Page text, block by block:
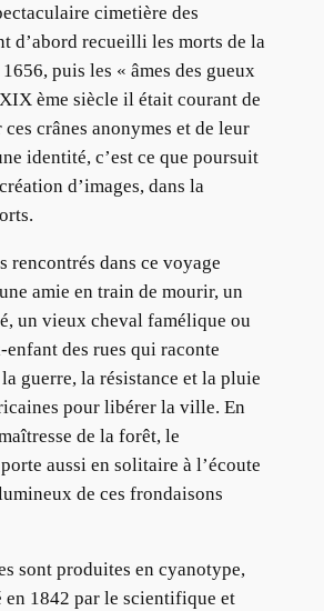
cimetière des
d’abord recueilli les morts de la
puis les « âmes des gueux
ème siècle il était courant de
crânes anonymes et de leur
identité, c’est ce que poursuit
d’images, dans la
rencontrés dans ce voyage
amie en train de mourir, un
un vieux cheval famélique ou
des rues qui raconte
guerre, la résistance et la pluie
pour libérer la ville. En
de la forêt, le
aussi en solitaire à l’écoute
de ces frondaisons
sont produites en cyanotype,
en 1842 par le scientifique et